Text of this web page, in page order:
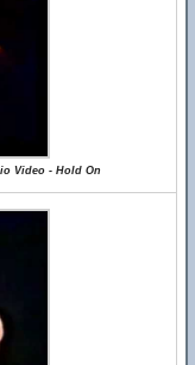
Video - Hold On